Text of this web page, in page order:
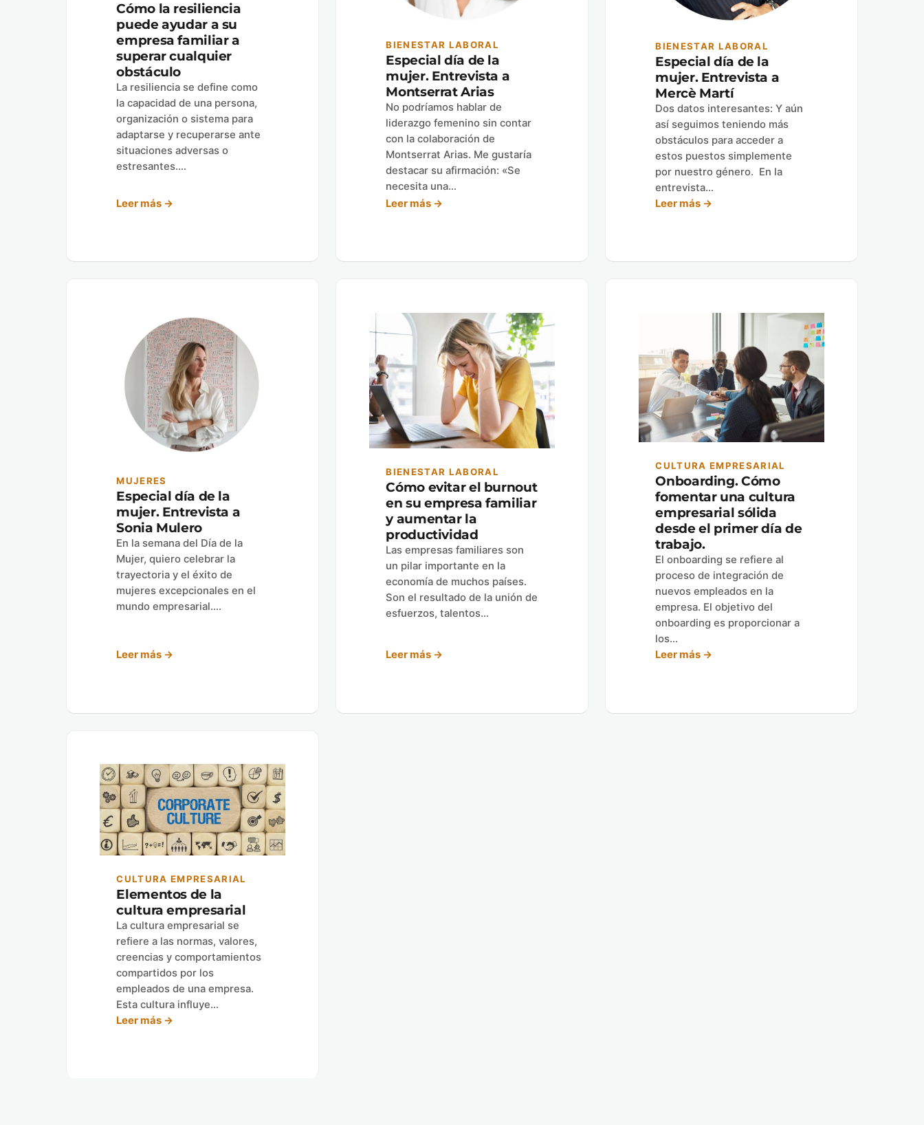
Cómo la resiliencia
puede ayudar a su
empresa familiar a
superar cualquier
obstáculo
La resiliencia se define como
la capacidad de una persona,
organización o sistema para
adaptarse y recuperarse ante
situaciones adversas o
estresantes.…
Leer más →
BIENESTAR LABORAL
Especial día de la
mujer. Entrevista a
Montserrat Arias
No podríamos hablar de
liderazgo femenino sin contar
con la colaboración de
Montserrat Arias. Me gustaría
destacar su afirmación: «Se
necesita una…
Leer más →
BIENESTAR LABORAL
Especial día de la
mujer. Entrevista a
Mercè Martí
Dos datos interesantes: Y aún
así seguimos teniendo más
obstáculos para acceder a
estos puestos simplemente
por nuestro género. En la
entrevista…
Leer más →
MUJERES
Especial día de la
mujer. Entrevista a
Sonia Mulero
En la semana del Día de la
Mujer, quiero celebrar la
trayectoria y el éxito de
mujeres excepcionales en el
mundo empresarial.…
Leer más →
BIENESTAR LABORAL
Cómo evitar el burnout
en su empresa familiar
y aumentar la
productividad
Las empresas familiares son
un pilar importante en la
economía de muchos países.
Son el resultado de la unión de
esfuerzos, talentos…
Leer más →
CULTURA EMPRESARIAL
Onboarding. Cómo
fomentar una cultura
empresarial sólida
desde el primer día de
trabajo.
El onboarding se refiere al
proceso de integración de
nuevos empleados en la
empresa. El objetivo del
onboarding es proporcionar a
los…
Leer más →
CULTURA EMPRESARIAL
Elementos de la
cultura empresarial
La cultura empresarial se
refiere a las normas, valores,
creencias y comportamientos
compartidos por los
empleados de una empresa.
Esta cultura influye…
Leer más →